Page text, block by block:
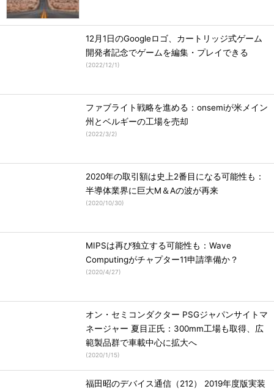
12月1日のGoogleロゴ、カートリッジ式ゲーム
開発者記念でゲームを編集・プレイできる
(2022/12/1)
ファブライト戦略を進める：onsemiが米メイン
州とベルギーの工場を売却
(2022/3/2)
2020年の取引額は史上2番目になる可能性も：
半導体業界に巨大M＆Aの波が再来
(2020/10/30)
MIPSは再び独立する可能性も：Wave
Computingがチャプター11申請準備か？
(2020/4/27)
オン・セミコンダクター PSGジャパンサイトマ
ネージャー 夏目正氏：300mm工場も取得、広
範製品群で車載中心に拡大へ
(2020/1/15)
福田昭のデバイス通信（212） 2019年度版実装